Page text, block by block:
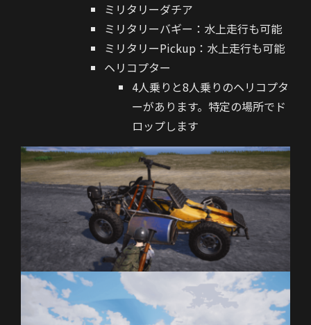
ミリタリーダチア
ミリタリーバギー：水上走行も可能
ミリタリーPickup：水上走行も可能
ヘリコプター
4人乗りと8人乗りのヘリコプタ
ーがあります。特定の場所でド
ロップします